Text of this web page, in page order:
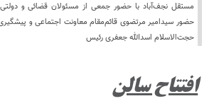
مستقل نجف‌آباد با حضور جمعی از مسئولان قضائی و
حضور سیدامیر مرتضوی قائم‌مقام معاونت اجتماعی و
حجت‌الاسلام اسدالله جعفری رئیس
افتتاح سالن